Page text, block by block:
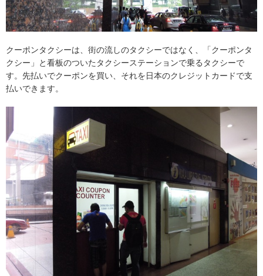
クーポンタクシーは、街の流しのタクシーではなく、「クーポンタ
クシー」と看板のついたタクシーステーションで乗るタクシーで
す。先払いでクーポンを買い、それを日本のクレジットカードで支
払いできます。